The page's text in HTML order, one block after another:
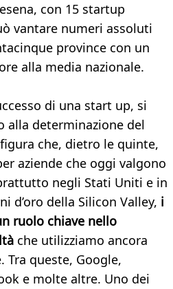
con 15 startup
vantare numeri assoluti
province con un
alla media nazionale.
di una start up, si
alla determinazione del
che, dietro le quinte,
aziende che oggi valgono
negli Stati Uniti e in
d’oro della Silicon Valley, i
ruolo chiave nello
che utilizziamo ancora
queste, Google,
e molte altre. Uno dei